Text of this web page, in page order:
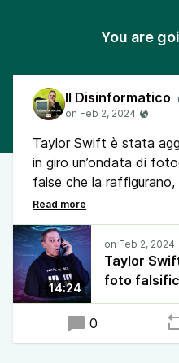
You are
Il Disinformatico
Taylor Swift è stata
in giro un’ondata di
false che la
network che le ha
ben 17 ore a chiudere
pubblicando.
14:24
Taylor
foto
0